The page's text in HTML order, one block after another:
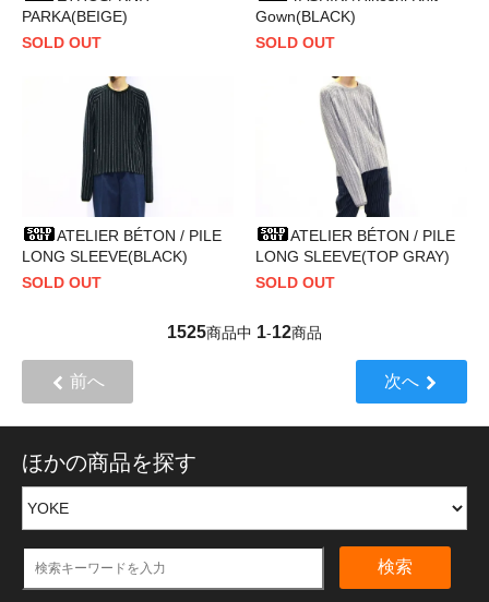
PARKA(BEIGE)
SOLD OUT
Gown(BLACK)
SOLD OUT
ATELIER BÉTON / PILE
LONG SLEEVE(BLACK)
SOLD OUT
ATELIER BÉTON / PILE
LONG SLEEVE(TOP GRAY)
SOLD OUT
1525商品中 1-12商品
前へ 次へ
ほかの商品を探す
検索